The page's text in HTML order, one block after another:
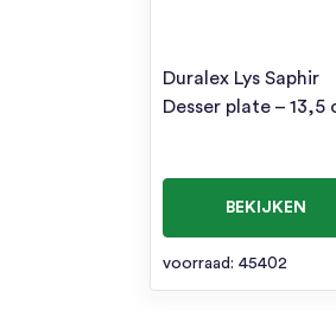
Duralex Lys Saphir
Desser plate – 13,5
BEKIJKEN
voorraad: 45402